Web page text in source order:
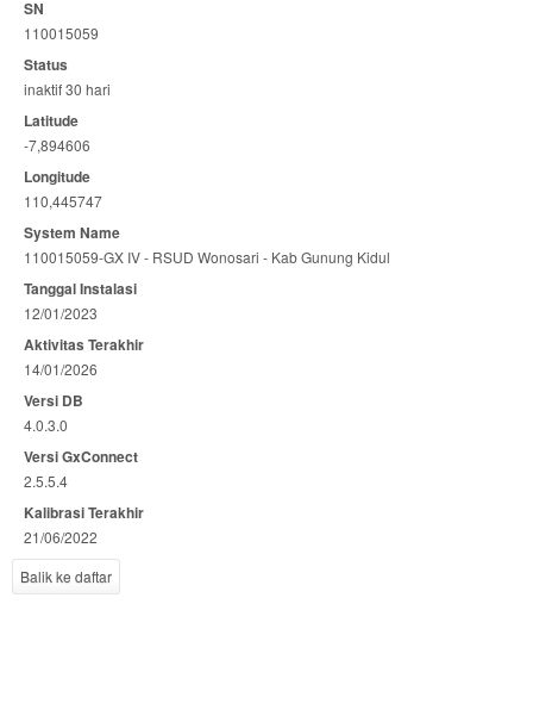
SN
110015059
Status
inaktif 30 hari
Latitude
-7,894606
Longitude
110,445747
System Name
110015059-GX IV - RSUD Wonosari - Kab Gunung Kidul
Tanggal Instalasi
12/01/2023
Aktivitas Terakhir
14/01/2026
Versi DB
4.0.3.0
Versi GxConnect
2.5.5.4
Kalibrasi Terakhir
21/06/2022
Balik ke daftar